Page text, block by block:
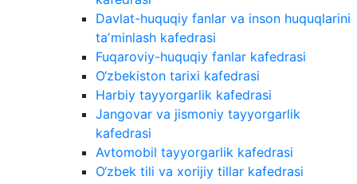
Davlat-huquqiy fanlar va inson huquqlarini
taʼminlash kafedrasi
Fuqaroviy-huquqiy fanlar kafedrasi
O‘zbekiston tarixi kafedrasi
Harbiy tayyorgarlik kafedrasi
Jangovar va jismoniy tayyorgarlik
kafedrasi
Avtomobil tayyorgarlik kafedrasi
O‘zbek tili va xorijiy tillar kafedrasi